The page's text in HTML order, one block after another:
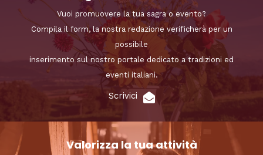
Vuoi promuovere la tua sagra o evento?
Compila il form, la nostra redazione verificherà per un
possibile
inserimento sul nostro portale dedicato a tradizioni ed
eventi italiani.
Scrivici
Valorizza la tua attività